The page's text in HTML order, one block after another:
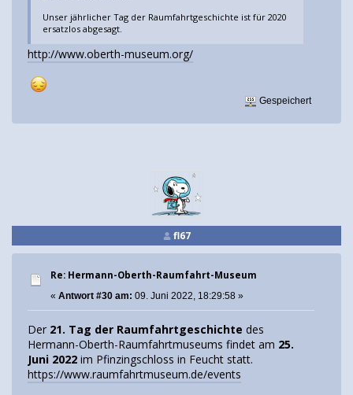
Unser jährlicher Tag der Raumfahrtgeschichte ist für 2020
ersatzlos abgesagt.
http://www.oberth-museum.org/
Gespeichert
fl67
Re: Hermann-Oberth-Raumfahrt-Museum
« Antwort #30 am: 09. Juni 2022, 18:29:58 »
Der 21. Tag der Raumfahrtgeschichte des
Hermann-Oberth-Raumfahrtmuseums findet am 25.
Juni 2022 im Pfinzingschloss in Feucht statt.
https://www.raumfahrtmuseum.de/events